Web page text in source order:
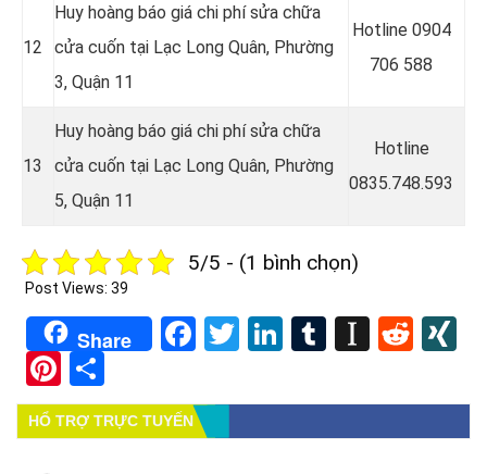
12
Huy hoàng báo giá chi phí sửa chữa
cửa cuốn tại Lạc Long Quân, Phường
3, Quận 11
Hotline 0904
706 588
13
Huy hoàng báo giá chi phí sửa chữa
cửa cuốn tại Lạc Long Quân, Phường
5, Quận 11
Hotline
0835.748.593
5/5 - (1 bình chọn)
Post Views: 39
Share Facebook
TwitterLinkedIn
Tumblr
Pinterest
HỔ TRỢ TRỰC TUYẾN